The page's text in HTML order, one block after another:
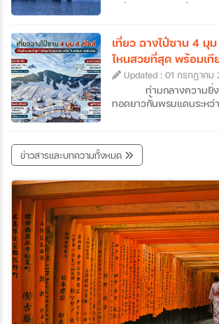
แต่ถ้าหากได้ลองได้หยุดพัก
สัมผัสแลนด์มาร์คสำคัญ ๆ
รับรองได้ว่าจะตกหลุมรักคว
เมืองนี้กันอย่างถอนตัวไม่ขึ้
รวบรวมข้อมูลเที่ยวจูไห่ที่น่
สต์ 7 พิกัดห้ามพลาดที่เมือ
ติกแห่งนี้มาฝากกันค่ะ
ทั้งเกาะกลายเป็นสีขาวโพ
ส่องประกายระยิบระยับรา
ทิวทัศน์สุดอัศจรรย์ที่งดงา
จากภาพวาดพู่กันจีนซ่อน
คือเกาะวูซง (Wusong) เกา
แม่น้ำซงฮวา (Songhua)
(Jilin City) ในประเทศจีน
เดินทางที่เต็มไปด้วยเสน่
ถิ่น การวางแผนมาเที่ยวเก
ปรากฏการณ์อันน่าอัศจรรย์
ครั้ง คือรางวัลชีวิตที่คุ้มค่า
แน่นอนค่ะ ว่าแล้วก็อย่ารอช้
รวบรวม ข้อมูลเที่ยวเกาะวู
หนึ่งในสี่สิ่งมหัศจรรย์ทาง
ของจีนมาให้แล้วค่ะ
เที่ยว ฉางไป๋ซาน 4 มุ
ไหนสวยที่สุด พร้อมเที
ใต้ ตะวันตก ตะวันออก
Updated : 01 กรกฎาคม
ท่ามกลางความยิ่ง
ทอดยาวกั้นพรมแดนระหว่
ทัวร์จีนจี๋หลินที่สามารถเดิ
มหัศจรรย์ของธรรมชาติได้
แห่งนี้ไม่ได้มีเพียงแค่ภูเขา
หนาว แต่ยังซ่อนเร้นความง
สีน้ำเงินเข้มบนปากปล่อง
รวมถึงผืนป่าดึกดำบรรพ์ที่
ฤดูกาลอย่างน่าอัศจรรย์ แ
พาทุกท่านมาทัวร์ฉางไป๋ซ
ทุกมุม พร้อมข้อมูลเที่ยวฉา
ไม่ว่าจะเป็นความงามทั้ง
สถานที่เที่ยวฉางไป๋ซานแล
ช่วยให้สามารถวางแผนทริ
อย่างสมบูรณ์แบบที่สุดค่ะ
แล้วมาร่วมเดินทางไปกับเ
แห่งนี้กันค่ะ
ข่าวสารและบทความทั้งหมด